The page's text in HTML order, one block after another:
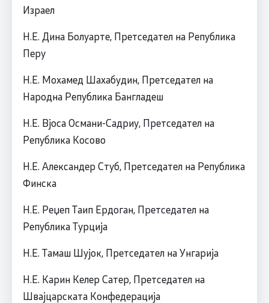
Израел
Н.Е. Дина Болуарте, Претседател на Република
Перу
Н.Е. Мохамед Шахабудин, Претседател на
Народна Република Бангладеш
Н.Е. Вјоса Османи-Садриу, Претседател на
Република Косово
Н.Е. Александер Стуб, Претседател на Република
Финска
Н.Е. Реџеп Таип Ердоган, Претседател на
Република Турција
Н.Е. Тамаш Шујок, Претседател на Унгарија
Н.Е. Карин Келер Сатер, Претседател на
Швајцарската Конфедерација